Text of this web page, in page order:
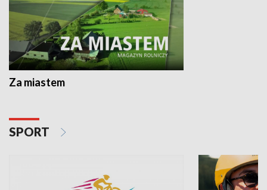
Za miastem
SPORT